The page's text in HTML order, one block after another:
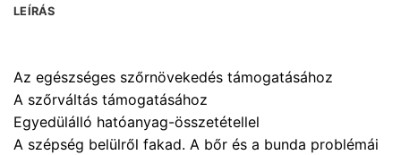
LEÍRÁS
Az egészséges szőrnövekedés támogatásához
A szőrváltás támogatásához
Egyedülálló hatóanyag-összetétellel
A szépség belülről fakad. A bőr és a bunda problémái